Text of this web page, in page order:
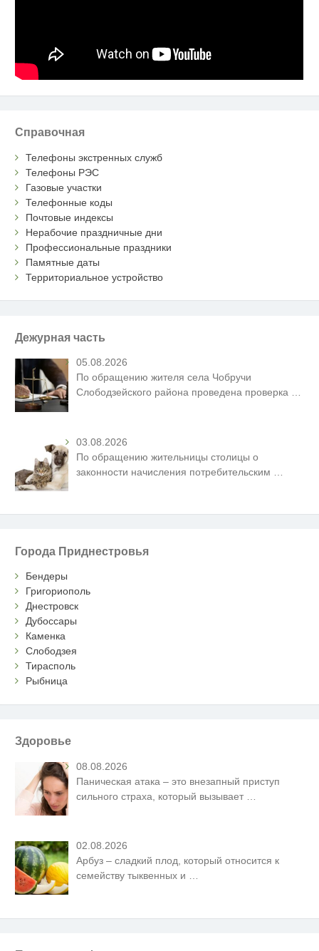
Справочная
Телефоны экстренных служб
Телефоны РЭС
Газовые участки
Телефонные коды
Почтовые индексы
Нерабочие праздничные дни
Профессиональные праздники
Памятные даты
Территориальное устройство
Дежурная часть
05.08.2026
По обращению жителя села Чобручи
Слободзейского района проведена проверка …
03.08.2026
По обращению жительницы столицы о
законности начисления потребительским
Города Приднестровья
Бендеры
Григориополь
Днестровск
Дубоссары
Каменка
Слободзея
Тирасполь
Рыбница
Здоровье
08.08.2026
Паническая атака – это внезапный приступ
сильного страха, который вызывает
02.08.2026
Арбуз – сладкий плод, который относится к
семейству тыквенных и